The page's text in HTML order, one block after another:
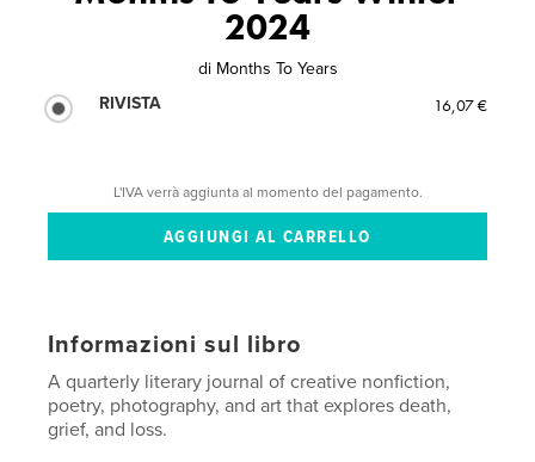
2024
di Months To Years
RIVISTA
16,07 €
L'IVA verrà aggiunta al momento del pagamento.
Informazioni sul libro
A quarterly literary journal of creative nonfiction,
poetry, photography, and art that explores death,
grief, and loss.